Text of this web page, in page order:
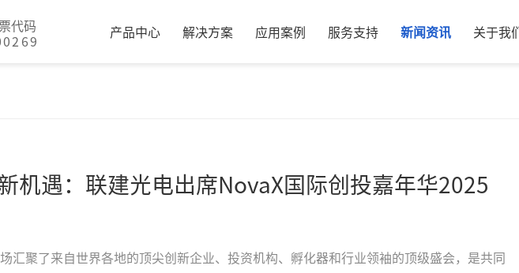
代码
产品中心 解决方案 应用案例 服务支持 新闻资讯 关于我们
机遇：联建光电出席NovaX国际创投嘉年华2025
汇聚了来自世界各地的顶尖创新企业、投资机构、孵化器和行业领袖的顶级盛会，是共同